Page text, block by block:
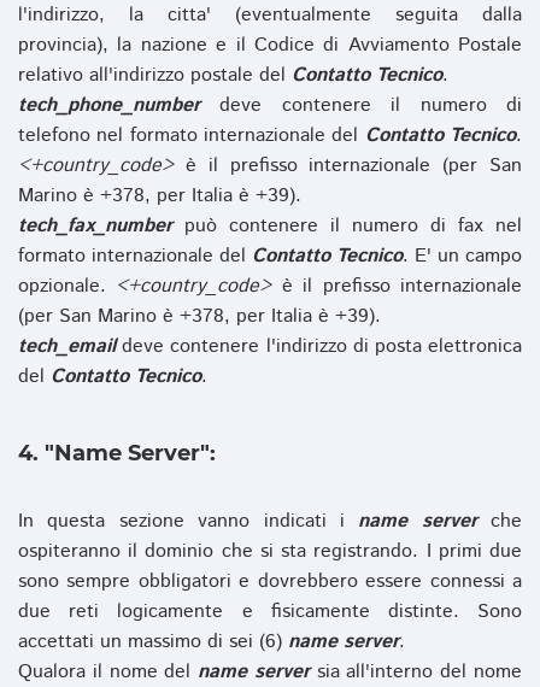
l'indirizzo, la citta' (eventualmente seguita dalla
provincia), la nazione e il Codice di Avviamento Postale
relativo all'indirizzo postale del Contatto Tecnico.
tech_phone_numberdeve contenere il numero di
telefono nel formato internazionale del Contatto Tecnico.
<+country_code>è il prefisso internazionale (per San
Marino è +378, per Italia è +39).
tech_fax_numberpuò contenere il numero di fax nel
formato internazionale del Contatto Tecnico. E' un campo
opzionale. <+country_code>è il prefisso internazionale
(per San Marino è +378, per Italia è +39).
tech_emaildeve contenere l'indirizzo di posta elettronica
del Contatto Tecnico.
4. "Name Server":
In questa sezione vanno indicati i name serverche
ospiteranno il dominio che si sta registrando. I primi due
sono sempre obbligatori e dovrebbero essere connessi a
due reti logicamente e fisicamente distinte. Sono
accettati un massimo di sei (6) name server.
Qualora il nome del name serversia all'interno del nome